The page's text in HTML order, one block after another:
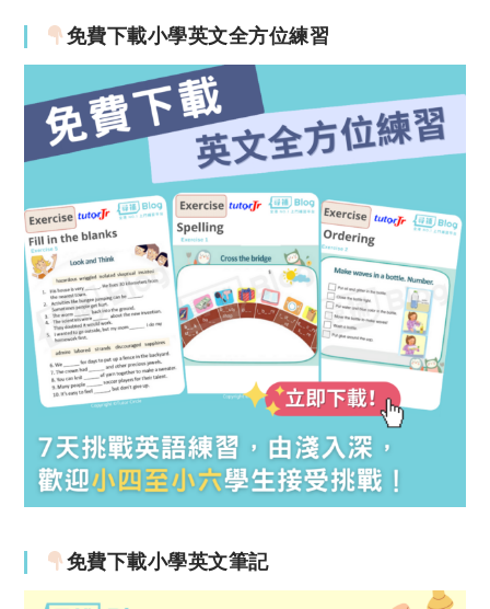
免費下載小學英文全方位練習
免費下載小學英文筆記